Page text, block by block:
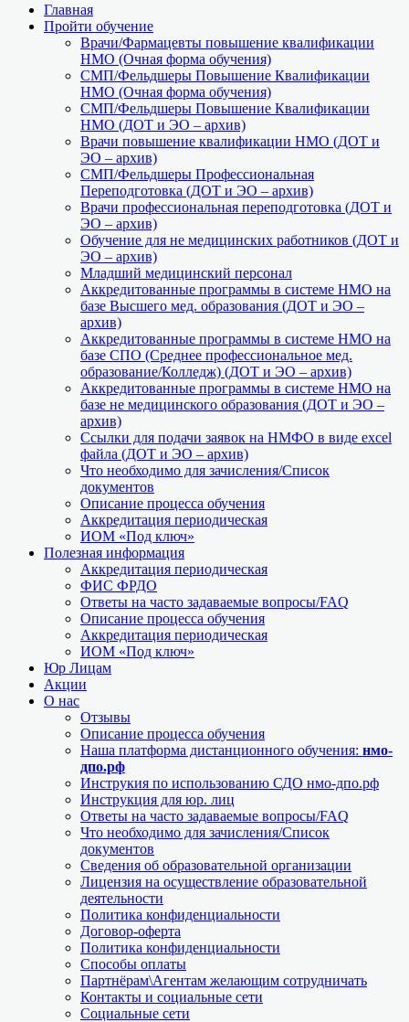
Главная
Пройти обучение
Врачи/Фармацевты повышение квалификации
НМО (Очная форма обучения)
СМП/Фельдшеры Повышение Квалификации
НМО (Очная форма обучения)
СМП/Фельдшеры Повышение Квалификации
НМО (ДОТ и ЭО – архив)
Врачи повышение квалификации НМО (ДОТ и
ЭО – архив)
СМП/Фельдшеры Профессиональная
Переподготовка (ДОТ и ЭО – архив)
Врачи профессиональная переподготовка (ДОТ и
ЭО – архив)
Обучение для не медицинских работников (ДОТ и
ЭО – архив)
Младший медицинский персонал
Аккредитованные программы в системе НМО на
базе Высшего мед. образования (ДОТ и ЭО –
архив)
Аккредитованные программы в системе НМО на
базе СПО (Среднее профессиональное мед.
образование/Колледж) (ДОТ и ЭО – архив)
Аккредитованные программы в системе НМО на
базе не медицинского образования (ДОТ и ЭО –
архив)
Ссылки для подачи заявок на НМФО в виде excel
файла (ДОТ и ЭО – архив)
Что необходимо для зачисления/Список
документов
Описание процесса обучения
Аккредитация периодическая
ИОМ «Под ключ»
Полезная информация
Аккредитация периодическая
ФИС ФРДО
Ответы на часто задаваемые вопросы/FAQ
Описание процесса обучения
Аккредитация периодическая
ИОМ «Под ключ»
Юр Лицам
Акции
О нас
Отзывы
Описание процесса обучения
Наша платформа дистанционного обучения: нмо-
дпо.рф
Инструкия по использованию СДО нмо-дпо.рф
Инструкция для юр. лиц
Ответы на часто задаваемые вопросы/FAQ
Что необходимо для зачисления/Список
документов
Сведения об образовательной организации
Лицензия на осуществление образовательной
деятельности
Политика конфиденциальности
Договор-оферта
Политика конфиденциальности
Способы оплаты
Партнёрам\Агентам желающим сотрудничать
Контакты и социальные сети
Социальные сети